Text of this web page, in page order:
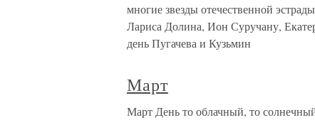
многие звезды отечественной
Лариса Долина, Ион Суручану,
день Пугачева и Кузьмин
Март
Март День то облачный, то